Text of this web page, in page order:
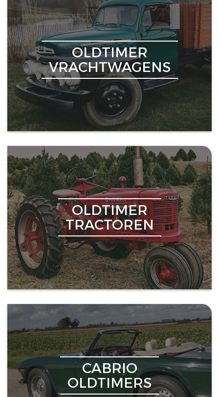
OLDTIMER
VRACHTWAGENS
OLDTIMER
TRACTOREN
CABRIO
OLDTIMERS